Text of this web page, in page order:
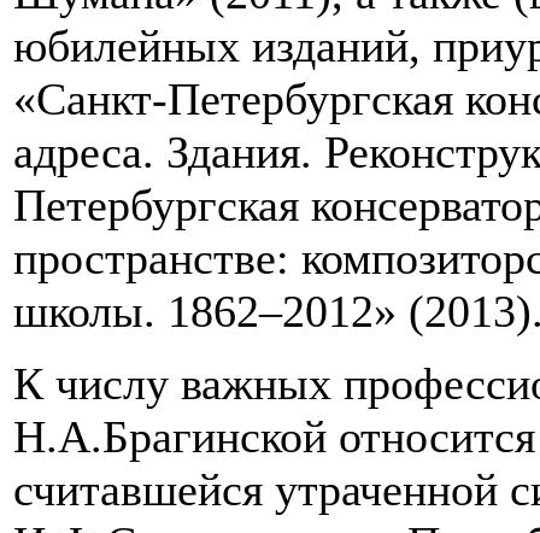
юбилейных изданий,
«Санкт-Петербургская
адреса. Здания.
Петербургская
пространстве:
школы. 1862–2012»
К числу важных
Н.А.Брагинской
считавшейся утраченной